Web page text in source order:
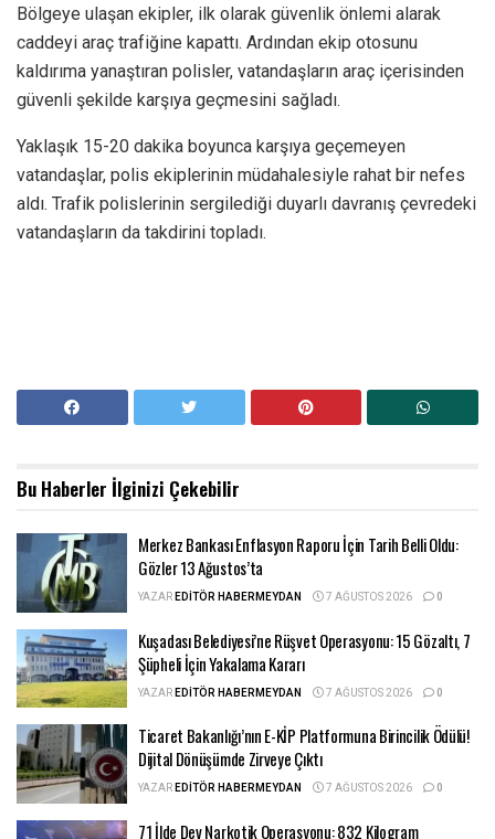
Bölgeye ulaşan ekipler, ilk olarak güvenlik önlemi alarak
caddeyi araç trafiğine kapattı. Ardından ekip otosunu
kaldırıma yanaştıran polisler, vatandaşların araç içerisinden
güvenli şekilde karşıya geçmesini sağladı.
Yaklaşık 15-20 dakika boyunca karşıya geçemeyen
vatandaşlar, polis ekiplerinin müdahalesiyle rahat bir nefes
aldı. Trafik polislerinin sergilediği duyarlı davranış çevredeki
vatandaşların da takdirini topladı.
Bu Haberler İlginizi Çekebilir
Merkez Bankası Enflasyon Raporu İçin Tarih Belli Oldu:
Gözler 13 Ağustos’ta
YAZAREDITÖR HABERMEYDAN 7 AĞUSTOS 2026 0
Kuşadası Belediyesi’ne Rüşvet Operasyonu: 15 Gözaltı, 7
Şüpheli İçin Yakalama Kararı
YAZAREDITÖR HABERMEYDAN 7 AĞUSTOS 2026 0
Ticaret Bakanlığı’nın E-KİP Platformuna Birincilik Ödülü!
Dijital Dönüşümde Zirveye Çıktı
YAZAREDITÖR HABERMEYDAN 7 AĞUSTOS 2026 0
71 İlde Dev Narkotik Operasyonu: 832 Kilogram